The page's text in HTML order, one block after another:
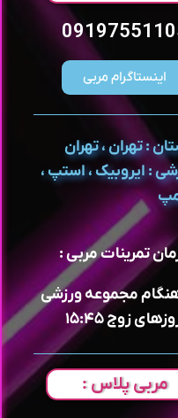
اینستاگرام مربی
: تهران ، تهران
: ایروبیک ، استپ ،
تمرینات مربی :
مجموعه ورزشی
زوج ۱۵:۴۵
مربی پلاس :